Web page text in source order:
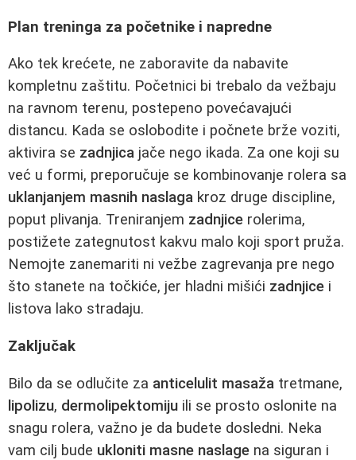
Plan treninga za početnike i napredne
Ako tek krećete, ne zaboravite da nabavite
kompletnu zaštitu. Početnici bi trebalo da vežbaju
na ravnom terenu, postepeno povećavajući
distancu. Kada se oslobodite i počnete brže voziti,
aktivira se zadnjica jače nego ikada. Za one koji su
već u formi, preporučuje se kombinovanje rolera sa
uklanjanjem masnih naslaga kroz druge discipline,
poput plivanja. Treniranjem zadnjice rolerima,
postižete zategnutost kakvu malo koji sport pruža.
Nemojte zanemariti ni vežbe zagrevanja pre nego
što stanete na točkiće, jer hladni mišići zadnjice i
listova lako stradaju.
Zaključak
Bilo da se odlučite za anticelulit masaža tretmane,
lipolizu, dermolipektomiju ili se prosto oslonite na
snagu rolera, važno je da budete dosledni. Neka
vam cilj bude ukloniti masne naslage na siguran i